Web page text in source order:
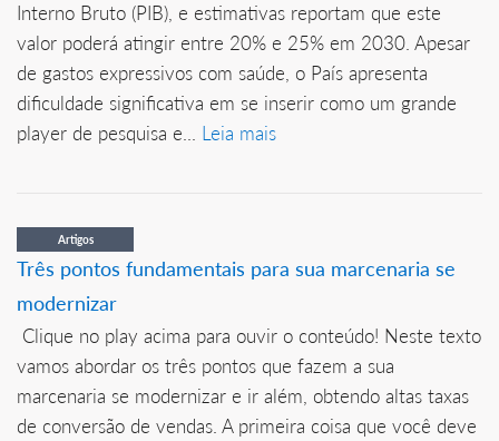
Interno Bruto (PIB), e estimativas reportam que este
valor poderá atingir entre 20% e 25% em 2030. Apesar
de gastos expressivos com saúde, o País apresenta
dificuldade significativa em se inserir como um grande
player de pesquisa e... Leia mais
Artigos
Três pontos fundamentais para sua marcenaria se
modernizar
Clique no play acima para ouvir o conteúdo! Neste texto
vamos abordar os três pontos que fazem a sua
marcenaria se modernizar e ir além, obtendo altas taxas
de conversão de vendas. A primeira coisa que você deve